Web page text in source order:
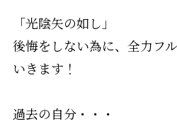
「光陰矢の如し」
後悔をしない為に、全力フ
いきます！
過去の自分・・・